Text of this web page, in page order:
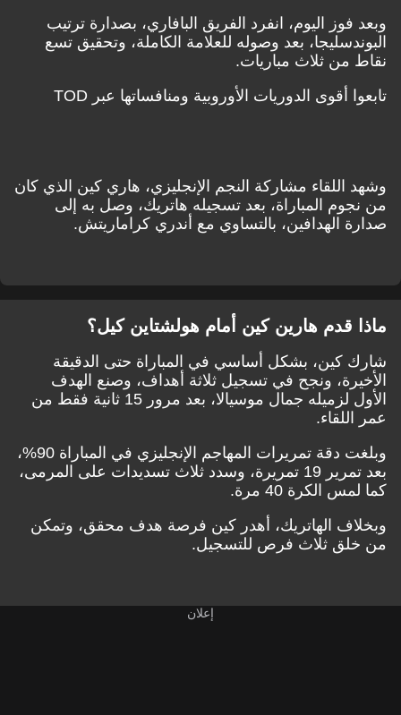
وبعد فوز اليوم، انفرد الفريق البافاري، بصدارة ترتيب
البوندسليجا، بعد وصوله للعلامة الكاملة، وتحقيق تسع
نقاط من ثلاث مباريات.
تابعوا أقوى الدوريات الأوروبية ومنافساتها عبر TOD
وشهد اللقاء مشاركة النجم الإنجليزي، هاري كين الذي كان
من نجوم المباراة، بعد تسجيله هاتريك، وصل به إلى
صدارة الهدافين، بالتساوي مع أندري كراماريتش.
ماذا قدم هارين كين أمام هولشتاين كيل؟
شارك كين، بشكل أساسي في المباراة حتى الدقيقة
الأخيرة، ونجح في تسجيل ثلاثة أهداف، وصنع الهدف
الأول لزميله جمال موسيالا، بعد مرور 15 ثانية فقط من
عمر اللقاء.
وبلغت دقة تمريرات المهاجم الإنجليزي في المباراة 90%،
بعد تمرير 19 تمريرة، وسدد ثلاث تسديدات على المرمى،
كما لمس الكرة 40 مرة.
وبخلاف الهاتريك، أهدر كين فرصة هدف محقق، وتمكن
من خلق ثلاث فرص للتسجيل.
إعلان